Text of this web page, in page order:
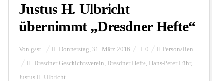
Justus H. Ulbricht
übernimmt „Dresdner Hefte“
Von gast Donnerstag, 31. März 2016 0 Personalien
Dresdner Geschichtsverein, Dresdner Hefte, Hans-Peter Lühr,
Justus H. Ulbricht